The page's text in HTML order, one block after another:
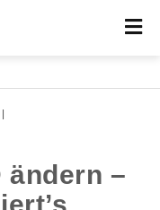
ändern –